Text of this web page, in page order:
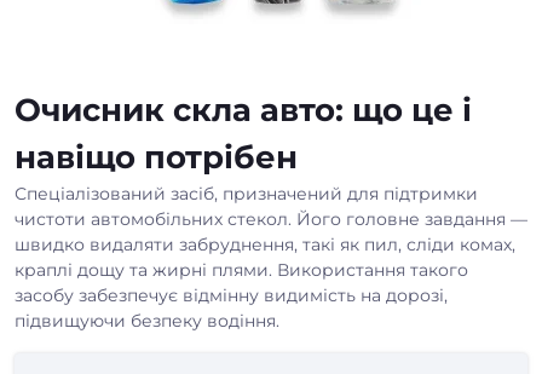
Очисник скла авто: що це і
навіщо потрібен
Спеціалізований засіб, призначений для підтримки
чистоти автомобільних стекол. Його головне завдання —
швидко видаляти забруднення, такі як пил, сліди комах,
краплі дощу та жирні плями. Використання такого
засобу забезпечує відмінну видимість на дорозі,
підвищуючи безпеку водіння.